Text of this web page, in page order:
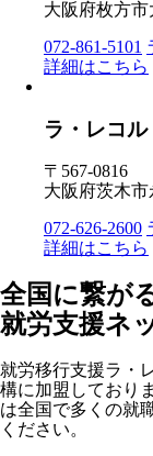
大阪府枚方市
072-861-5101
詳細はこちら
ラ・レコ
〒567-0816
大阪府茨木市
072-626-2600
詳細はこちら
全国に繋が
就労支援ネ
就労移行支援ラ・
構に加盟しており
は全国で多くの就
ください。